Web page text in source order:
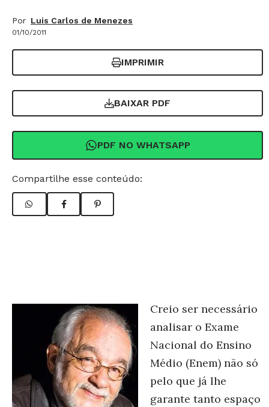
Por Luis Carlos de Menezes
01/10/2011
IMPRIMIR
BAIXAR PDF
PDF NO WHATSAPP
Compartilhe esse conteúdo:
Creio ser necessário
analisar o Exame
Nacional do Ensino
Médio (Enem) não só
pelo que já lhe
garante tanto espaço